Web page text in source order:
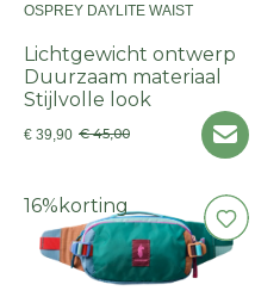
OSPREY DAYLITE WAIST
Lichtgewicht ontwerp
Duurzaam materiaal
Stijlvolle look
€ 39,90 € 45,00
16% korting